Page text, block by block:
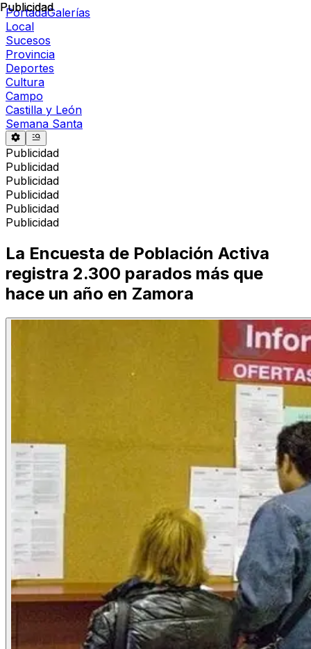
PortadaGalerías
Local
Sucesos
Provincia
Deportes
Cultura
Campo
Castilla y León
Semana Santa
Publicidad
Publicidad
Publicidad
Publicidad
Publicidad
Publicidad
Publicidad
La Encuesta de Población Activa
registra 2.300 parados más que
hace un año en Zamora
Publicidad